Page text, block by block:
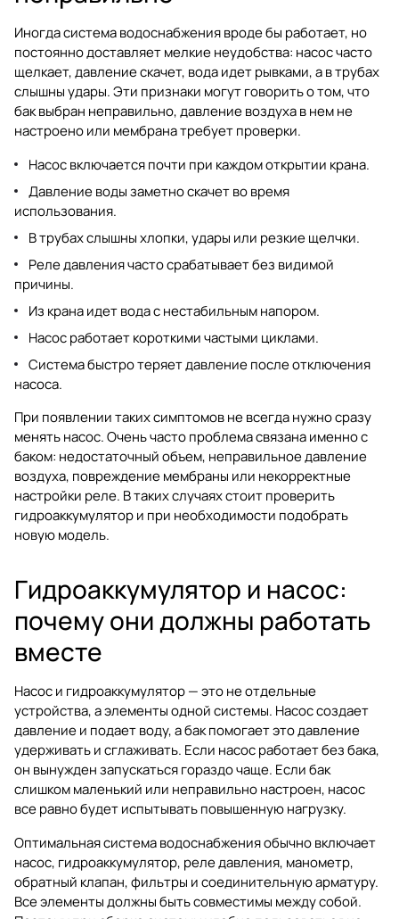
Иногда система водоснабжения вроде бы работает, но
постоянно доставляет мелкие неудобства: насос часто
щелкает, давление скачет, вода идет рывками, а в трубах
слышны удары. Эти признаки могут говорить о том, что
бак выбран неправильно, давление воздуха в нем не
настроено или мембрана требует проверки.
Насос включается почти при каждом открытии крана.
Давление воды заметно скачет во время
использования.
В трубах слышны хлопки, удары или резкие щелчки.
Реле давления часто срабатывает без видимой
причины.
Из крана идет вода с нестабильным напором.
Насос работает короткими частыми циклами.
Система быстро теряет давление после отключения
насоса.
При появлении таких симптомов не всегда нужно сразу
менять насос. Очень часто проблема связана именно с
баком: недостаточный объем, неправильное давление
воздуха, повреждение мембраны или некорректные
настройки реле. В таких случаях стоит проверить
гидроаккумулятор и при необходимости подобрать
новую модель.
Гидроаккумулятор и насос:
почему они должны работать
вместе
Насос и гидроаккумулятор — это не отдельные
устройства, а элементы одной системы. Насос создает
давление и подает воду, а бак помогает это давление
удерживать и сглаживать. Если насос работает без бака,
он вынужден запускаться гораздо чаще. Если бак
слишком маленький или неправильно настроен, насос
все равно будет испытывать повышенную нагрузку.
Оптимальная система водоснабжения обычно включает
насос, гидроаккумулятор, реле давления, манометр,
обратный клапан, фильтры и соединительную арматуру.
Все элементы должны быть совместимы между собой.